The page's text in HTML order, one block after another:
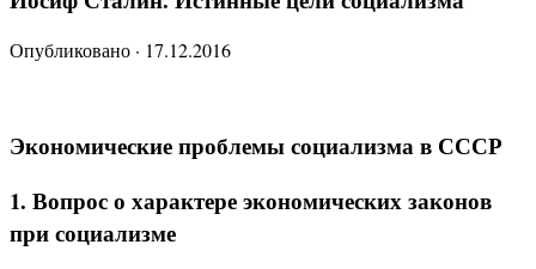
Опубликовано · 17.12.2016
Экономические проблемы социализма в СССР
1. Вопрос о характере экономических законов
при социализме